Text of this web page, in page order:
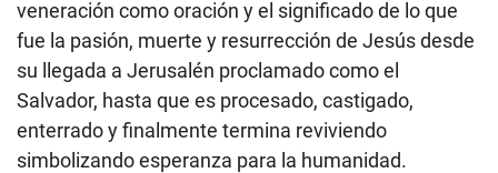
veneración como oración y el significado de lo que
fue la pasión, muerte y resurrección de Jesús desde
su llegada a Jerusalén proclamado como el
Salvador, hasta que es procesado, castigado,
enterrado y finalmente termina reviviendo
simbolizando esperanza para la humanidad.